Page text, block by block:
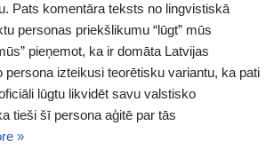
Pats komentāra teksts no lingvistiskā
personas priekšlikumu “lūgt” mūs
pieņemot, ka ir domāta Latvijas
persona izteikusi teorētisku variantu, ka pati
lūgtu likvidēt savu valstisko
tieši šī persona aģitē par tās
»